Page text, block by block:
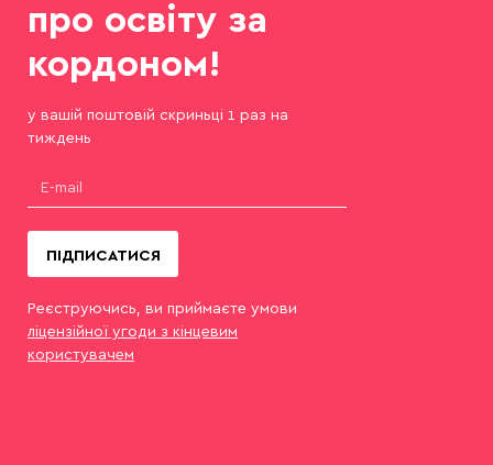
про освіту за
кордоном!
у вашій поштовій скриньці 1 раз на
тиждень
ПІДПИСАТИСЯ
Реєструючись, ви приймаєте умови
ліцензійної угоди з кінцевим
користувачем